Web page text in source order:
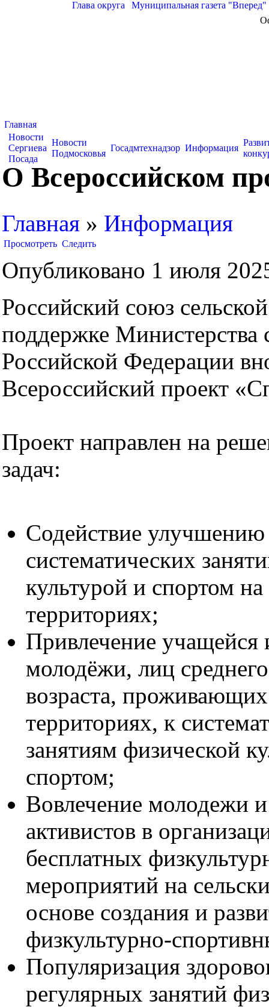
Глава округа Муниципальная газета "Вперед"
Главная
Новости
Сергиева
Посада
Новости
Подмосковья
Госадмтехнадзор Информация
О Всероссийском
Главная » Информация
Просмотреть Следить
Опубликовано 1 июля
Российский союз
поддержке Министерства
Российской Федерации
Всероссийский проект
Проект направлен на
задач:
Содействие улучшению
систематических
культурой и спортом на
территориях;
Привлечение
молодёжи, лиц
возраста,
территориях, к
занятиям физической
спортом;
Вовлечение молодежи
активистов в
бесплатных
мероприятий на
основе создания и
физкультурно-
Популяризация
регулярных занятий